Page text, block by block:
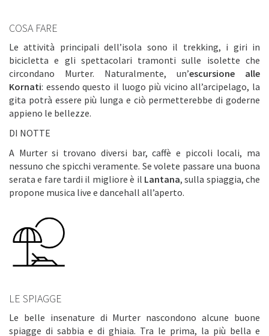
COSA FARE
Le attività principali dell’isola sono il trekking, i giri in
bicicletta e gli spettacolari tramonti sulle isolette che
circondano Murter. Naturalmente, un’escursione alle
Kornati: essendo questo il luogo più vicino all’arcipelago, la
gita potrà essere più lunga e ciò permetterebbe di goderne
appieno le bellezze.
DI NOTTE
A Murter si trovano diversi bar, caffè e piccoli locali, ma
nessuno che spicchi veramente. Se volete passare una buona
serata e fare tardi il migliore è il Lantana, sulla spiaggia, che
propone musica live e dancehall all’aperto.
LE SPIAGGE
Le belle insenature di Murter nascondono alcune buone
spiagge di sabbia e di ghiaia. Tra le prima, la più bella e